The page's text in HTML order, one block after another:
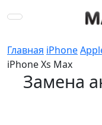
Главная iPhone
iPhone Xs Max
Замена